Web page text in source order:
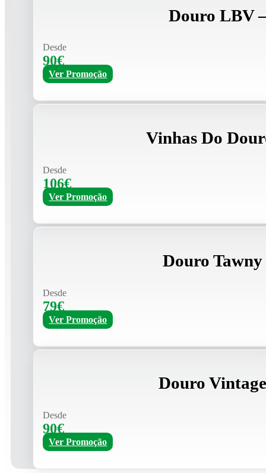
Douro LBV
Desde
90€
Ver Promoção
Vinhas Do
Desde
106€
Ver Promoção
Douro
Desde
79€
Ver Promoção
Douro
Desde
90€
Ver Promoção